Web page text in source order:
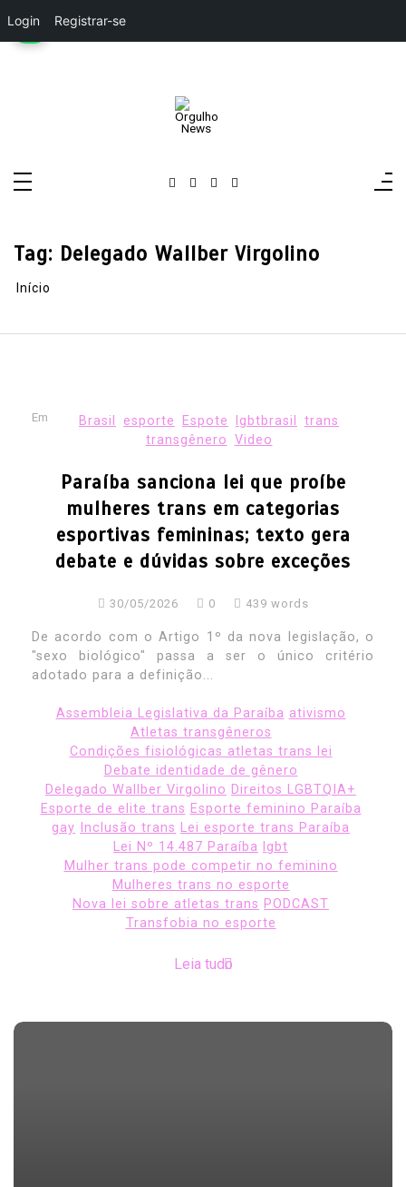
Login Registrar-se
Pular
Orgulho News
Tag: Delegado Wallber Virgolino
Início
Em Brasil esporte Espote lgbtbrasil
trans
transgênero Video
Paraíba sanciona lei que proíbe
mulheres trans em categorias
esportivas femininas; texto gera
debate e dúvidas sobre exceções
30/05/2026 0 439 words
De acordo com o Artigo 1º da nova legislação, o
"sexo biológico" passa a ser o único critério
adotado para a definição...
Assembleia Legislativa da Paraíba ativismo
Atletas transgêneros
Condições fisiológicas atletas trans lei
Debate identidade de gênero
Delegado Wallber Virgolino Direitos LGBTQIA+
Esporte de elite trans Esporte feminino Paraíba
gay
Inclusão trans Lei esporte trans Paraíba
Lei Nº 14.487 Paraíba
lgbt
Mulher trans pode competir no feminino
Mulheres trans no esporte
Nova lei sobre atletas trans PODCAST
Transfobia no esporte
Leia tudo